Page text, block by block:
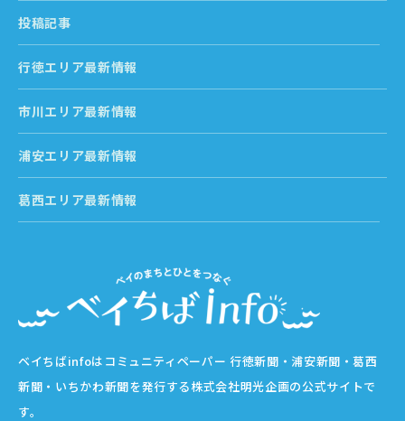
ベイちばinfoはコミュニティペーパー 行徳新聞・浦安新聞・葛西
新聞・いちかわ新聞を発行する株式会社明光企画の公式サイトで
す。
投稿記事
行徳エリア最新情報
市川エリア最新情報
浦安エリア最新情報
葛西エリア最新情報